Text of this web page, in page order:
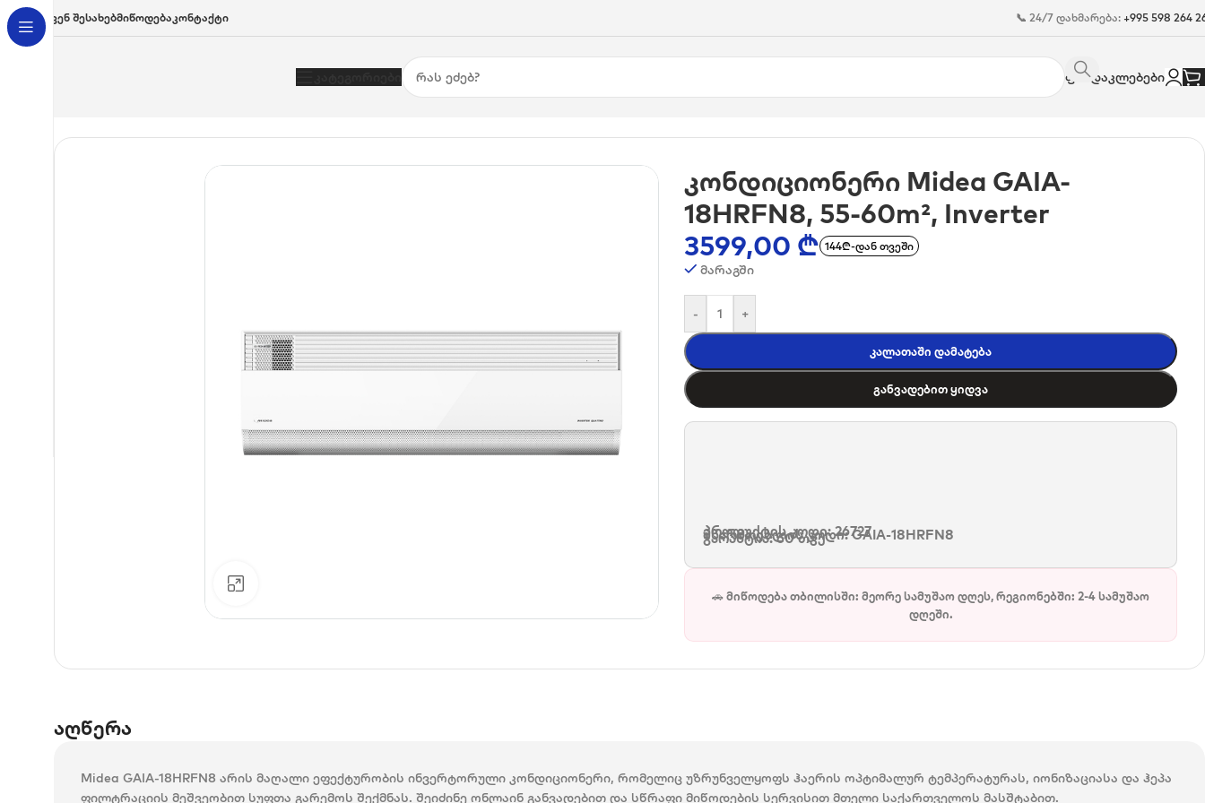
Ჩვენ ᲨესახებᲛიწოდებაᲙონტაქტი 📞 24/7 დახმარება: +995 598 264
ფასდაკლებები
კონდიციონერი Midea GAIA-
18HRFN8, 55-60m², Inverter
3599,00 ₾ 144₾-დან თვეში
მარაგში
- +
Კალათაში Დამატება
Განვადებით Ყიდვა
პროდუქტის კოდი: 26727
მწარმოებლის კოდი:GAIA-18HRFN8
გარანტია: 60 თვე
🚗 მიწოდება თბილისში: მეორე სამუშაო დღეს, რეგიონებში: 2-4 სამუშაო
დღეში.
აღწერა
Midea GAIA-18HRFN8 არის მაღალი ეფექტურობის ინვერტორული კონდიციონერი, რომელიც უზრუნველყოფს ჰაერის ოპტიმალურ ტემპერატურას, იონიზაციასა და ჰეპა
ფილტრაციის მეშვეობით სუფთა გარემოს შექმნას. შეიძინე ონლაინ განვადებით და სწრაფი მიწოდების სერვისით მთელი საქართველოს მასშტაბით.